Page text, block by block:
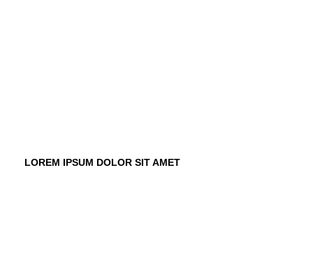
LOREM IPSUM DOLOR SIT AMET